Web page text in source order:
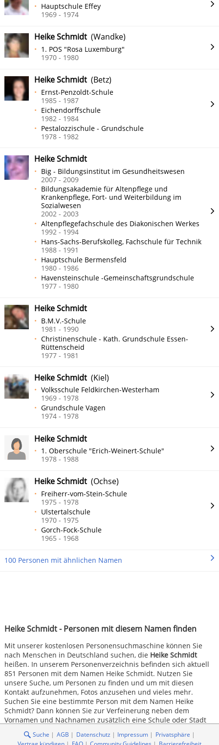
Heike Schmidt - Personen mit diesem Namen finden
Mit unserer kostenlosen Personensuchmaschine können Sie
nach Menschen in Deutschland suchen, die Heike Schmidt
heißen. In unserem Personenverzeichnis befinden sich aktuell
851 Personen mit dem Namen Heike Schmidt. Nutzen Sie
unsere Suche, um Personen zu finden und um mit diesen
Kontakt aufzunehmen, Fotos anzusehen und vieles mehr.
Suchen Sie eine bestimmte Person mit dem Namen Heike
Schmidt? Dann können Sie zur Verfeinerung neben dem
Vornamen und Nachnamen zusätzlich eine Schule oder Stadt
angeben.
Hauptschule Effey
1969 - 1974
Heike Schmidt (Wandke)
1. POS "Rosa Luxemburg"
1970 - 1980
Heike Schmidt (Betz)
Ernst-Penzoldt-Schule
1985 - 1987
Eichendorffschule
1982 - 1984
Pestalozzischule - Grundschule
1978 - 1982
Heike Schmidt
Big - Bildungsinstitut im Gesundheitswesen
2007 - 2009
Bildungsakademie für Altenpflege und
Krankenpflege, Fort- und Weiterbildung im
Sozialwesen
2002 - 2003
Altenpflegefachschule des Diakonischen Werkes
1992 - 1994
Hans-Sachs-Berufskolleg, Fachschule für Technik
1988 - 1991
Hauptschule Bermensfeld
1980 - 1986
Havensteinschule -Gemeinschaftsgrundschule
1977 - 1980
Heike Schmidt
B.M.V.-Schule
1981 - 1990
Christinenschule - Kath. Grundschule Essen-
Rüttenscheid
1977 - 1981
Heike Schmidt (Kiel)
Volksschule Feldkirchen-Westerham
1969 - 1978
Grundschule Vagen
1974 - 1978
Heike Schmidt
1. Oberschule "Erich-Weinert-Schule"
1978 - 1988
Heike Schmidt (Ochse)
Freiherr-vom-Stein-Schule
1975 - 1978
Ulstertalschule
1970 - 1975
Gorch-Fock-Schule
1965 - 1968
100 Personen mit ähnlichen Namen
Suche AGB Datenschutz Impressum
Privatsphäre